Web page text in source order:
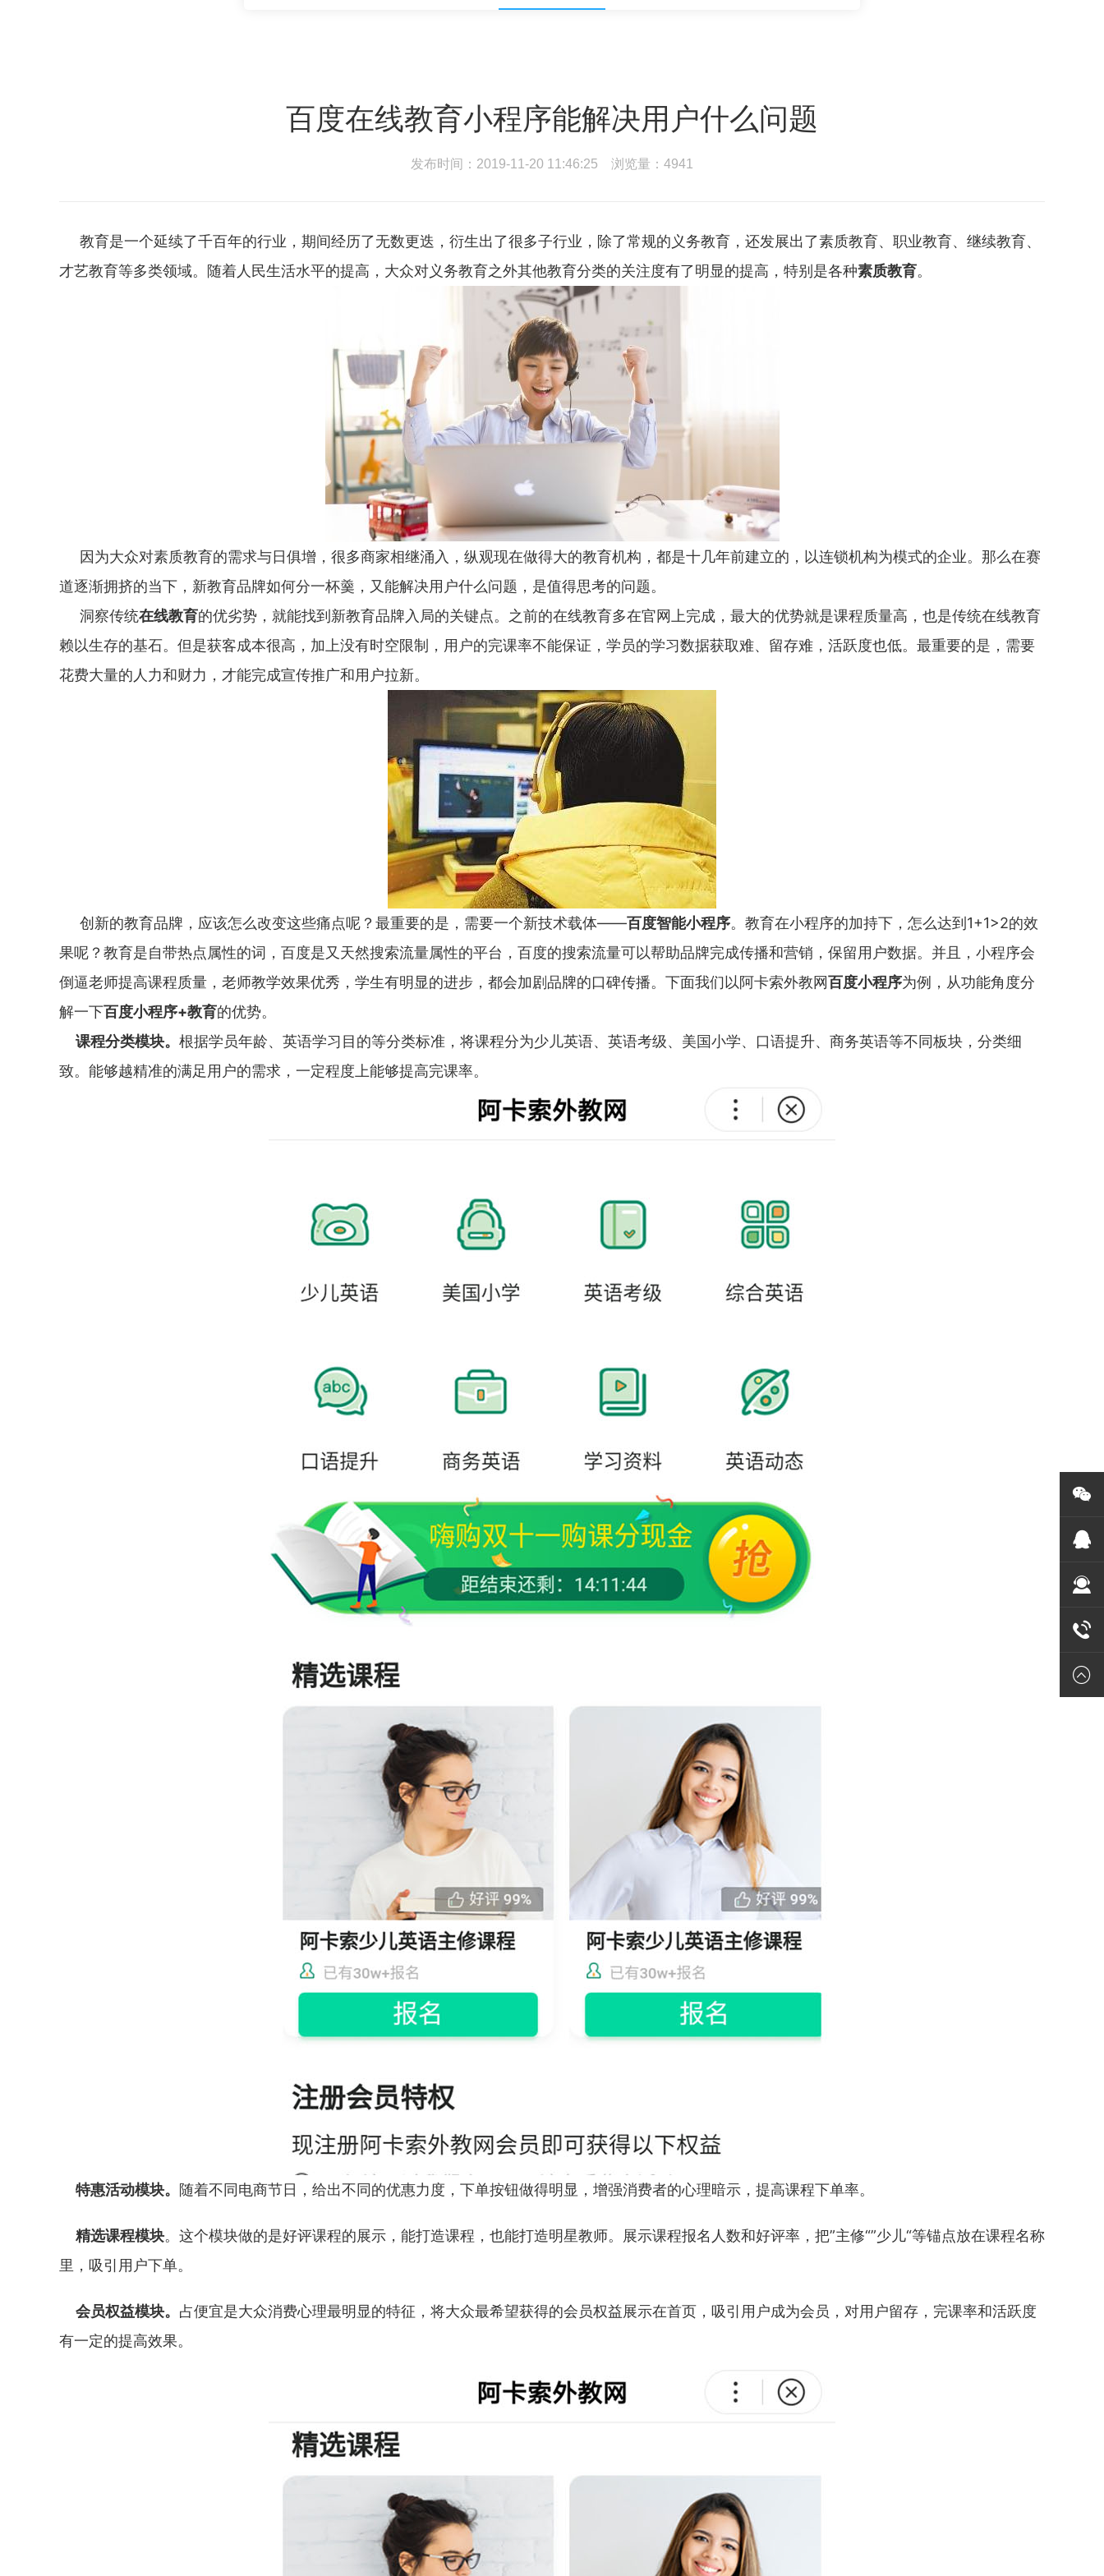
百度在线教育小程序能解决用户什么问题
发布时间：2019-11-20 11:46:25 浏览量：4941
教育是一个延续了千百年的行业，期间经历了无数更迭，衍生出了很多子行业，除了常规的义务教育，还发展出了素质教育、职业教育、继续教育、
才艺教育等多类领域。随着人民生活水平的提高，大众对义务教育之外其他教育分类的关注度有了明显的提高，特别是各种素质教育。
因为大众对素质教育的需求与日俱增，很多商家相继涌入，纵观现在做得大的教育机构，都是十几年前建立的，以连锁机构为模式的企业。那么在赛
道逐渐拥挤的当下，新教育品牌如何分一杯羹，又能解决用户什么问题，是值得思考的问题。
洞察传统在线教育的优劣势，就能找到新教育品牌入局的关键点。之前的在线教育多在官网上完成，最大的优势就是课程质量高，也是传统在线教育
赖以生存的基石。但是获客成本很高，加上没有时空限制，用户的完课率不能保证，学员的学习数据获取难、留存难，活跃度也低。最重要的是，需要
花费大量的人力和财力，才能完成宣传推广和用户拉新。
创新的教育品牌，应该怎么改变这些痛点呢？最重要的是，需要一个新技术载体——百度智能小程序。教育在小程序的加持下，怎么达到1+1>2的效
果呢？教育是自带热点属性的词，百度是又天然搜索流量属性的平台，百度的搜索流量可以帮助品牌完成传播和营销，保留用户数据。并且，小程序会
倒逼老师提高课程质量，老师教学效果优秀，学生有明显的进步，都会加剧品牌的口碑传播。下面我们以阿卡索外教网百度小程序为例，从功能角度分
解一下百度小程序+教育的优势。
课程分类模块。 根据学员年龄、英语学习目的等分类标准，将课程分为少儿英语、英语考级、美国小学、口语提升、商务英语等不同板块，分类细
致。能够越精准的满足用户的需求，一定程度上能够提高完课率。
特惠活动模块。 随着不同电商节日，给出不同的优惠力度，下单按钮做得明显，增强消费者的心理暗示，提高课程下单率。
精选课程模块。这个模块做的是好评课程的展示，能打造课程，也能打造明星教师。展示课程报名人数和好评率，把”主修“”少儿“等锚点放在课程名称
里，吸引用户下单。
会员权益模块。 占便宜是大众消费心理最明显的特征，将大众最希望获得的会员权益展示在首页，吸引用户成为会员，对用户留存，完课率和活跃度
有一定的提高效果。
微
业
售
020-